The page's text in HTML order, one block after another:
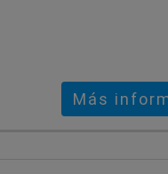
Más